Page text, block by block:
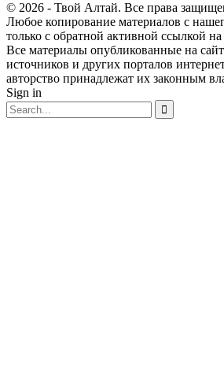
© 2026 - Твой Алтай. Все права
Любое копирование материалов с
только с обратной активной ссылкой на
Все материалы опубликованные на
источников и других порталов
авторство принадлежат их законным
Sign in